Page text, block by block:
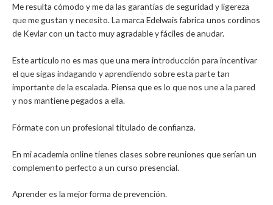
Me resulta cómodo y me da las garantías de seguridad y ligereza
que me gustan y necesito. La marca Edelwais fabrica unos cordinos
de Kevlar con un tacto muy agradable y fáciles de anudar.
Este artículo no es mas que una mera introducción para incentivar
el que sigas indagando y aprendiendo sobre esta parte tan
importante de la escalada. Piensa que es lo que nos une a la pared
y nos mantiene pegados a ella.
Fórmate con un profesional titulado de confianza.
En mi academia online tienes clases sobre reuniones que serían un
complemento perfecto a un curso presencial.
Aprender es la mejor forma de prevención.